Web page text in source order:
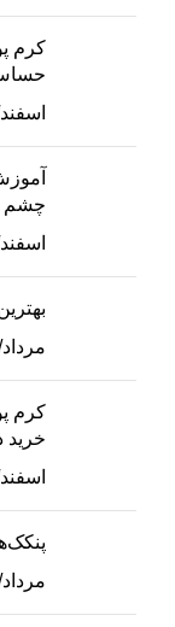
کرم
اسفند/29 /
چشم
اسفند/23 /
مرداد/7 /
کرم
خرید
اسفند/26 /
مرداد/11 /